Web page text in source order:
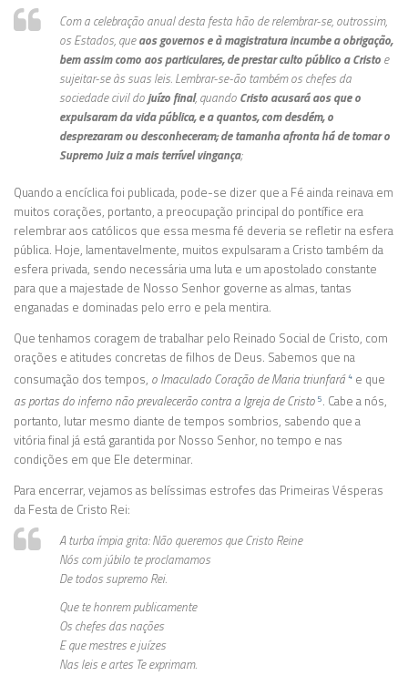
Com a celebração anual desta festa hão de relembrar-se, outrossim,
os Estados, queaos governos e à magistratura incumbe a obrigação,
bem assim como aos particulares, de prestar culto público a Cristo e
sujeitar-se às suas leis. Lembrar-se-ão também os chefes da
sociedade civil dojuízo final, quando Cristo acusará aos que o
expulsaram da vida pública, e a quantos, com desdém, o
desprezaram ou desconheceram; de tamanha afronta há de tomar o
Supremo Juiz a mais terrível vingança;
Quando a encíclica foi publicada, pode-se dizer que a Fé ainda reinava em
muitos corações, portanto, a preocupação principal do pontífice era
relembrar aos católicos que essa mesma fé deveria se refletir na esfera
pública. Hoje, lamentavelmente, muitos expulsaram a Cristo também da
esfera privada, sendo necessária uma luta e um apostolado constante
para que a majestade de Nosso Senhor governe as almas, tantas
enganadas e dominadas pelo erro e pela mentira.
Que tenhamos coragem de trabalhar pelo Reinado Social de Cristo, com
orações e atitudes concretas de filhos de Deus. Sabemos que na
consumação dos tempos, o Imaculado Coração de Maria triunfará4 e que
as portas do inferno não prevalecerão contra a Igreja de Cristo 5. Cabe a nós,
portanto, lutar mesmo diante de tempos sombrios, sabendo que a
vitória final já está garantida por Nosso Senhor, no tempo e nas
condições em que Ele determinar.
Para encerrar, vejamos as belíssimas estrofes das Primeiras Vésperas
da Festa de Cristo Rei:
A turba ímpia grita: Não queremos que Cristo Reine
Nós com júbilo te proclamamos
De todos supremo Rei.
Que te honrem publicamente
Os chefes das nações
E que mestres e juízes
Nas leis e artes Te exprimam.